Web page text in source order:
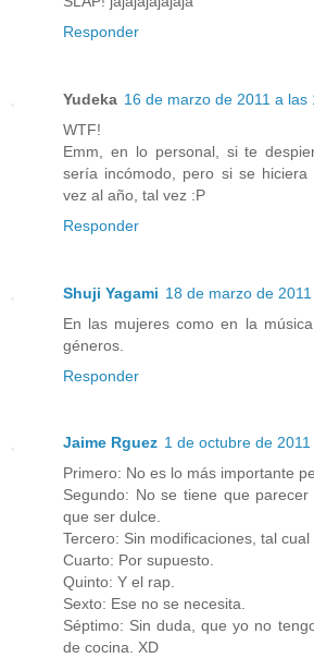
Responder
Yudeka 16 de marzo de 2011 a las
WTF!
Emm, en lo personal, si te
sería incómodo, pero si se
vez al año, tal vez :P
Responder
Shuji Yagami 18 de marzo de
En las mujeres como en la
géneros.
Responder
Jaime Rguez 1 de octubre de
Primero: No es lo más importante
Segundo: No se tiene que
que ser dulce.
Tercero: Sin modificaciones, tal
Cuarto: Por supuesto.
Quinto: Y el rap.
Sexto: Ese no se necesita.
Séptimo: Sin duda, que yo no
de cocina. XD